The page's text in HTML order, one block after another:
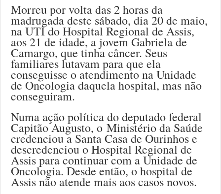
Morreu por volta das 2 horas da
madrugada deste sábado, dia 20 de maio,
na UTI do Hospital Regional de Assis,
aos 21 de idade, a jovem Gabriela de
Camargo, que tinha câncer. Seus
familiares lutavam para que ela
conseguisse o atendimento na Unidade
de Oncologia daquela hospital, mas não
conseguiram.
Numa ação política do deputado federal
Capitão Augusto, o Ministério da Saúde
credenciou a Santa Casa de Ourinhos e
descredenciou o Hospital Regional de
Assis para continuar com a Unidade de
Oncologia. Desde então, o hospital de
Assis não atende mais aos casos novos.